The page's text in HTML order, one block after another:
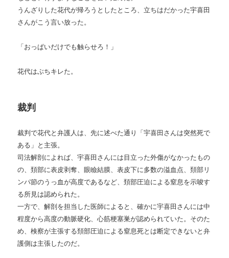
うんざりした花代が帰ろうとしたところ、立ちはだかった宇喜田
さんがこう言い放った。
「おっぱいだけでも触らせろ！」
花代はぶちキレた。
裁判
裁判で花代と弁護人は、先に述べた通り「宇喜田さんは突然死で
ある」と主張。
司法解剖によれば、宇喜田さんには目立った外傷がなかったもの
の、頚部に表皮剥奪、眼瞼結膜、表皮下に多数の溢血点、頚部リ
ンパ節のうっ血が高度であるなど、頚部圧迫による窒息を示唆す
る所見は認められた。
一方で、解剖を担当した医師によると、確かに宇喜田さんには中
程度から高度の動脈硬化、心筋梗塞巣が認められていた。そのた
め、検察が主張する頚部圧迫による窒息死とは断定できないと弁
護側は主張したのだ。